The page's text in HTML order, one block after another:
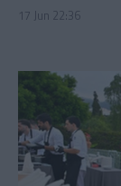
17 Jun 22:36